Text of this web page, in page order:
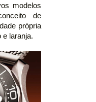
modelos
de
própria
e laranja.